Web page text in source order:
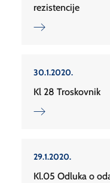
rezistencije
30.1.2020.
Kl 28 Troskovnik
29.1.2020.
Kl.05 Odluka o